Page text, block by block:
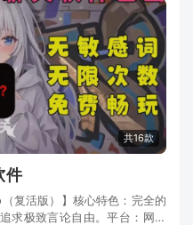
共16款
件
复活版）】核心特色：完全的
求极致言论自由。平台：网页